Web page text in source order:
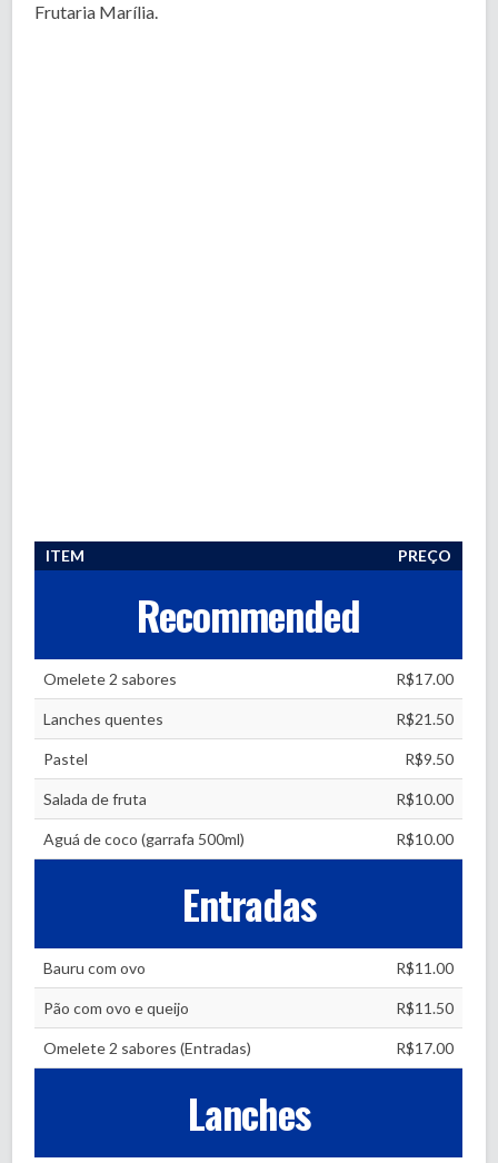
Frutaria Marília.
ITEM PREÇO
Recommended
Omelete 2 sabores R$17.00
Lanches quentes R$21.50
Pastel R$9.50
Salada de fruta R$10.00
Aguá de coco (garrafa 500ml) R$10.00
Entradas
Bauru com ovo R$11.00
Pão com ovo e queijo R$11.50
Omelete 2 sabores (Entradas) R$17.00
Lanches